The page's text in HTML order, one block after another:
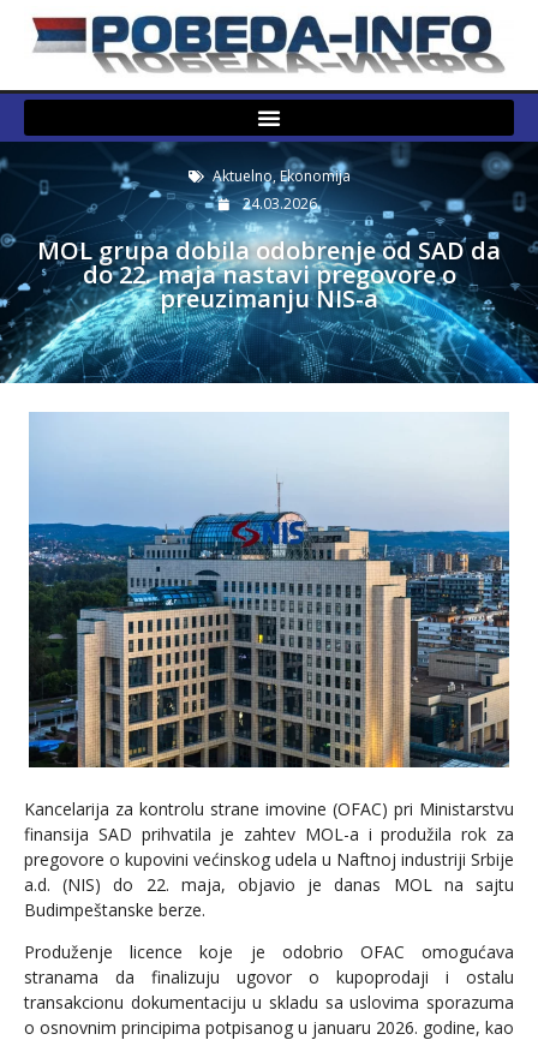
Aktuelno,Ekonomija
24.03.2026.
MOL grupa dobila odobrenje od SAD da
do 22. maja nastavi pregovore o
preuzimanju NIS-a
Kancelarija za kontrolu strane imovine (OFAC) pri Ministarstvu
finansija SAD prihvatila je zahtev MOL-a i produžila rok za
pregovore o kupovini većinskog udela u Naftnoj industriji Srbije
a.d. (NIS) do 22. maja, objavio je danas MOL na sajtu
Budimpeštanske berze.
Produženje licence koje je odobrio OFAC omogućava
stranama da finalizuju ugovor o kupoprodaji i ostalu
transakcionu dokumentaciju u skladu sa uslovima sporazuma
o osnovnim principima potpisanog u januaru 2026. godine, kao